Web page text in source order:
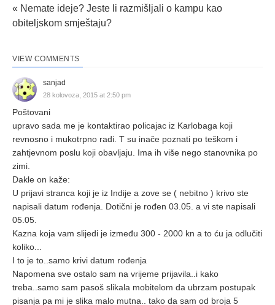
« Nemate ideje? Jeste li razmišljali o kampu kao
obiteljskom smještaju?
VIEW COMMENTS
sanjad
28 kolovoza, 2015 at 2:50 pm
Poštovani
upravo sada me je kontaktirao policajac iz Karlobaga koji
revnosno i mukotrpno radi. T su inače poznati po teškom i
zahtjevnom poslu koji obavljaju. Ima ih više nego stanovnika po
zimi.
Dakle on kaže:
U prijavi stranca koji je iz Indije a zove se ( nebitno ) krivo ste
napisali datum rođenja. Dotični je rođen 03.05. a vi ste napisali
05.05.
Kazna koja vam slijedi je između 300 - 2000 kn a to ću ja odlučiti
koliko...
I to je to..samo krivi datum rođenja
Napomena sve ostalo sam na vrijeme prijavila..i kako
treba..samo sam pasoš slikala mobitelom da ubrzam postupak
pisanja pa mi je slika malo mutna.. tako da sam od broja 5